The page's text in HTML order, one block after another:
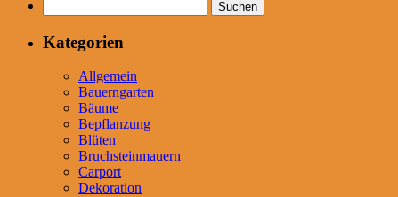
nach:
Kategorien
Allgemein
Bauerngarten
Bäume
Bepflanzung
Blüten
Bruchsteinmauern
Carport
Dekoration